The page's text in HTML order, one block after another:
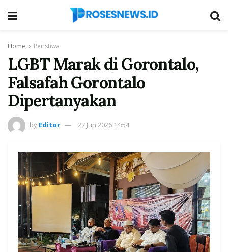
Home Peristiwa
LGBT Marak di Gorontalo,
Falsafah Gorontalo
Dipertanyakan
by Editor 27 Jun 2026 14:54